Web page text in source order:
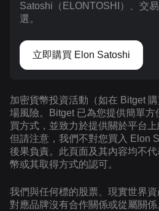
Satoshi（ELONTOSHI）、交
選。
立即購買 Elon Satoshi
加密貨幣投資活動（如在 Bitget
場風險。Bitget 已為您提供簡單
買方式，並致力於提供關於平台上
但請注意，我們不對您買入 Elon
後果負責。此頁面及其內容均不
幣或其取得方式的認可。
我們與任何標的股票、現實世界
對應品牌沒有合作關係或從屬關